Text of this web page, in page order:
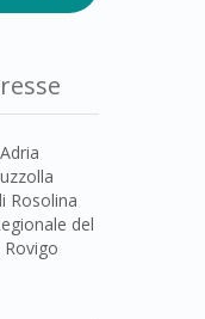
Rosolina
del